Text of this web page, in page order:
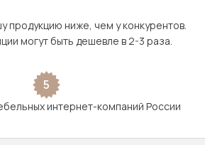
продукцию ниже, чем у конкурентов.
могут быть дешевле в 2-3 раза.
5
интернет-компаний России